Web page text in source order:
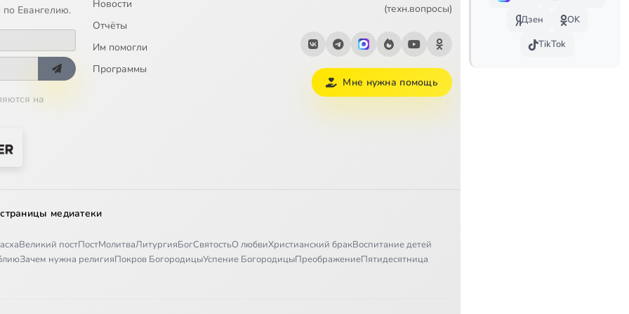
"Сердце пустыни". Архимандрит Серафим (Тяпочкин). "Иночество стало заветной мечтой моей зрелости" 3:21
Архимандрит Серафим (Тяпочкин). Приезд отца Серафима в Ракитное 3:52
Архимандрит Серафим (Тяпочкин). Возрождение прихода 7:16
Архимандрит Серафим (Тяпочкин). Подвиг старчества. Часть 1 14:46
Архимандрит Серафим (Тяпочкин). "Он просил у тебя жизни"
Евангелию.
на
Новости
Отчёты
Им помогли
Программы
(техн.вопросы)
Мне нужна помощь
медиатеки
Великий постПостМолитваЛитургияБогСвятостьО любвиХристианский бракВоспитание детей
Зачем нужна религияПокров БогородицыУспение БогородицыПреображениеПятидесятница
Дзен
OK
TikTok